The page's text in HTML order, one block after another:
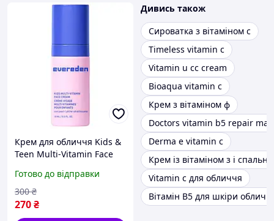
Крем для обличчя Kids &
Teen Multi-Vitamin Face
B5 (Niacinamide) &
Squalane 10 мл
Готово до відправки
270₴
300 ₴
Дивись також
Сироватка з вітаміном с
Timeless vitamin c
Vitamin u cc cream
Bioaqua vitamin c
Крем з вітаміном ф
Doctors vitamin b5 repair
Derma e vitamin c
Крем із вітаміном з і
Vitamin c для обличчя
Вітамін В5 для шкіри